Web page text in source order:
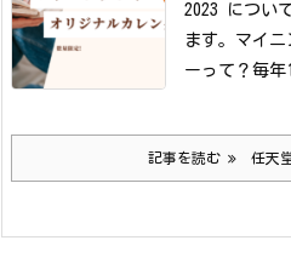
2023 につい
ます。 マイニ
ーって？ 毎年
記事を読む 任天堂